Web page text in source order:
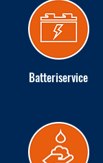
Batteriservice